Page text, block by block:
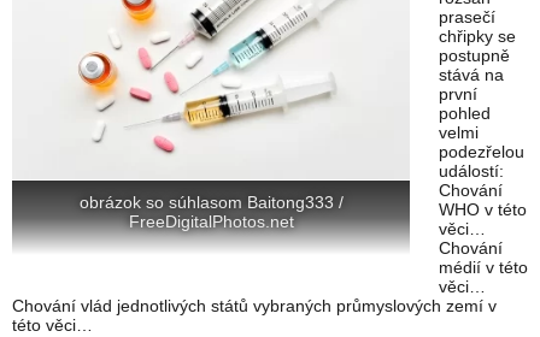
obrázok so súhlasom Baitong333 /
FreeDigitalPhotos.net
prasečí
chřipky se
postupně
stává na
první
pohled
velmi
podezřelou
událostí:
Chování
WHO v této
věci…
Chování
médií v této
věci…
Chování vlád jednotlivých států vybraných průmyslových zemí v
této věci…